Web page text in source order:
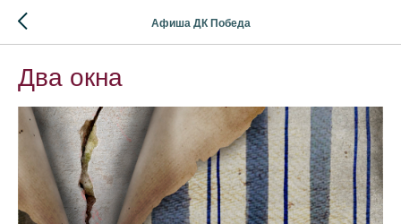
Афиша ДК Победа
Два окна